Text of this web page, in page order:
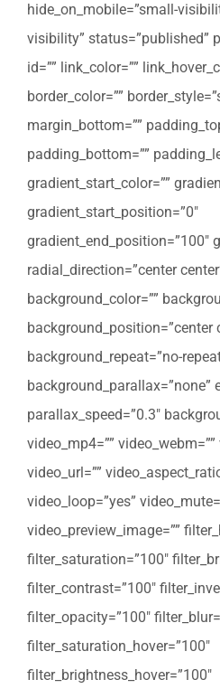
hide_on_mobile=”small-
visibility” status=”published”
id=”” link_color=””
border_color=””
margin_bottom=””
padding_bottom=””
gradient_start_color=””
gradient_start_position=”0″
gradient_end_position=”100″
radial_direction=”center
background_color=””
background_position=”center
background_repeat=”no-
background_parallax=”none”
parallax_speed=”0.3″
video_mp4=”” video_webm=””
video_url=””
video_loop=”yes”
video_preview_image=””
filter_saturation=”100″
filter_contrast=”100″
filter_opacity=”100″
filter_saturation_hover=”100″
filter_brightness_hover=”100″